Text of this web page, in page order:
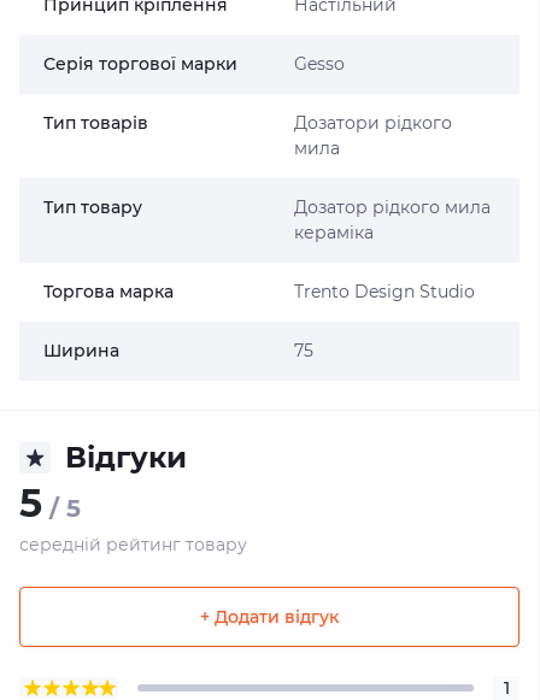
Принцип кріплення Настільний
Серія торгової марки Gesso
Тип товарів
Дозатори рідкого
мила
Тип товару
Дозатор рідкого мила
кераміка
Торгова марка Trento Design Studio
Ширина 75
Відгуки
5 / 5
середній рейтинг товару
+ Додати відгук
1